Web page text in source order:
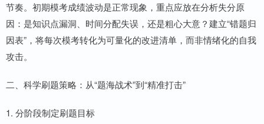
节奏。初期模考成绩波动是正常现象，重点应放在分析失分原
因：是知识点漏洞、时间分配失误，还是粗心大意？建立“错题归
因表”，将每次模考转化为可量化的改进清单，而非情绪化的自我
攻击。
二、科学刷题策略：从“题海战术”到“精准打击”
1. 分阶段制定刷题目标